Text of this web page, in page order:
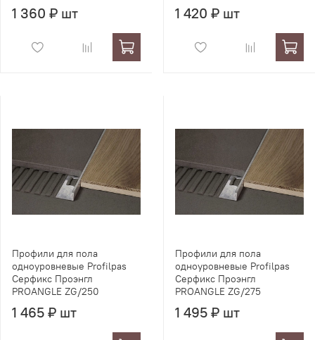
1 360 ₽ шт 1 420 ₽ шт
Профили для пола
одноуровневые Profilpas
Серфикс Проэнгл
PROANGLE ZG/250
1 465 ₽ шт
Профили для пола
одноуровневые Profilpas
Серфикс Проэнгл
PROANGLE ZG/275
1 495 ₽ шт